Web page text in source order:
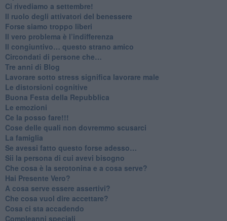
​Ci rivediamo a settembre!
​Il ruolo degli attivatori del benessere
​Forse siamo troppo liberi
​Il vero problema è l’indifferenza
​Il congiuntivo… questo strano amico
​Circondati di persone che…
​Tre anni di Blog
​Lavorare sotto stress significa lavorare male
​Le distorsioni cognitive
​Buona Festa della Repubblica
Le emozioni
​Ce la posso fare!!!
​Cose delle quali non dovremmo scusarci
​La famiglia
​Se avessi fatto questo forse adesso…
​Sii la persona di cui avevi bisogno
Che cosa è la serotonina e a cosa serve?
​Hai Presente Vero?
A cosa serve essere assertivi?
​Che cosa vuol dire accettare?
​Cosa ci sta accadendo
​Compleanni speciali